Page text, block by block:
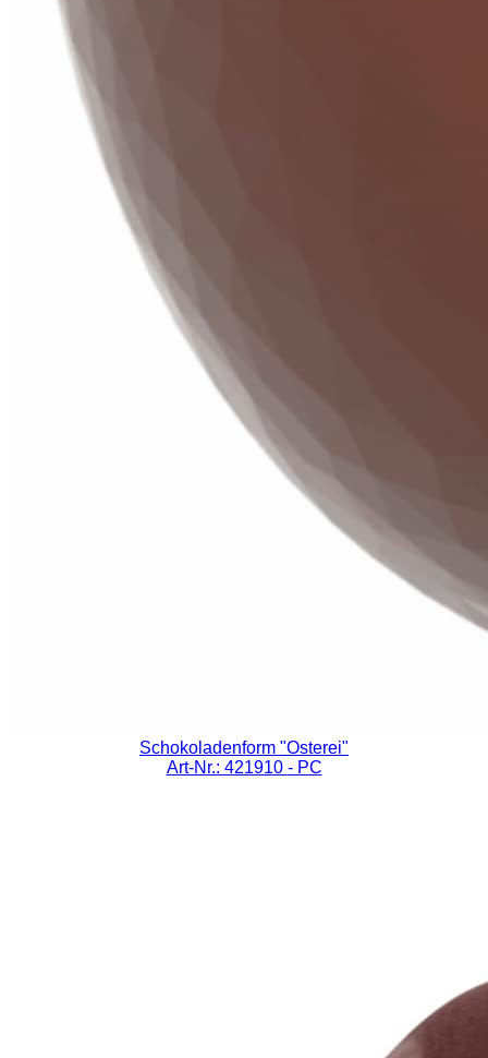
Schokoladenform "Osterei"
Art-Nr.: 421910 - PC